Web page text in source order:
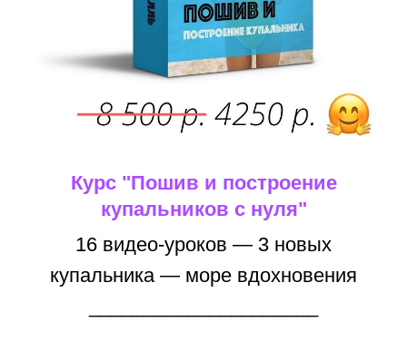
Курс "Пошив и построение
купальников с нуля"
16 видео-уроков — 3 новых
купальника — море вдохновения